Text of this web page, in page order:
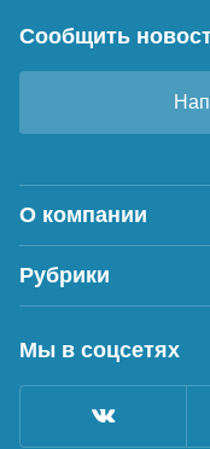
Сообщить
О компании
Рубрики
Мы в соцсетях